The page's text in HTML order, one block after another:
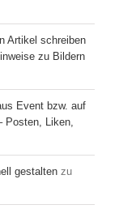
Artikel schreiben
zu Bildern
Event bzw. auf
Posten, Liken,
gestalten zu